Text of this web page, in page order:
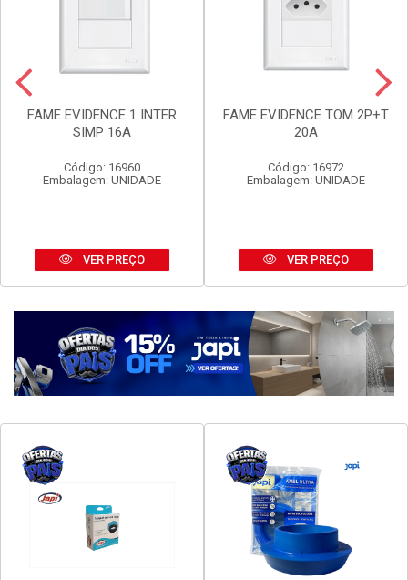
SIMP 16A
Código: 16960
VER PREÇO
20A
Código: 16972
VER PREÇO